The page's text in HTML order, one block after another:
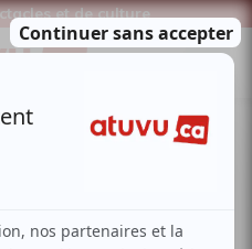
et de culture